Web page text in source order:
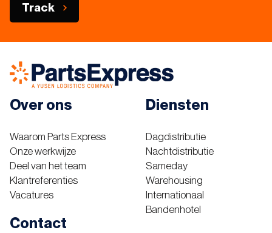
Track
Over ons
Waarom Parts Express
Onze werkwijze
Deel van het team
Klantreferenties
Vacatures
Diensten
Dagdistributie
Nachtdistributie
Sameday
Warehousing
Internationaal
Bandenhotel
Contact